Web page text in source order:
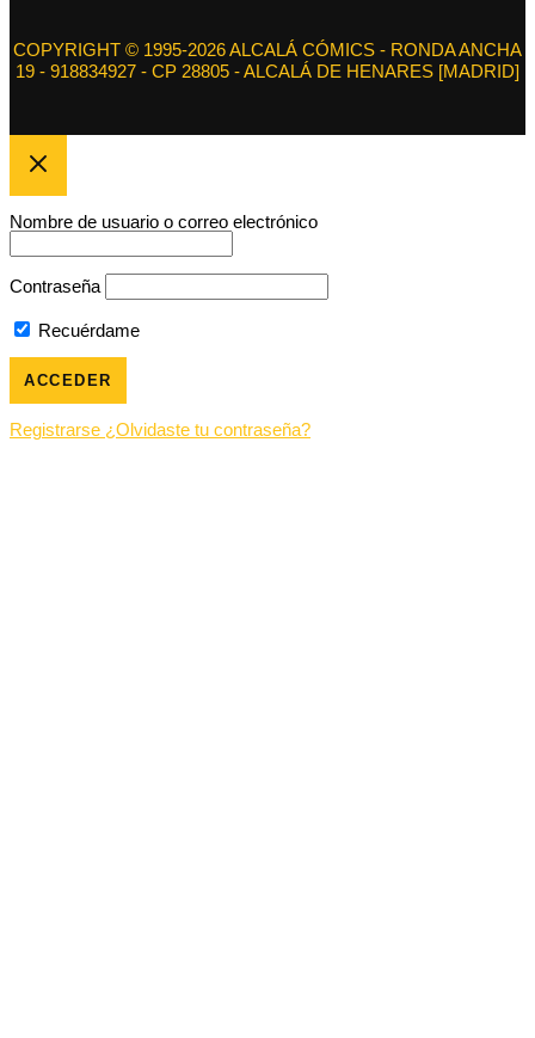
COPYRIGHT © 1995-2026 ALCALÁ CÓMICS - RONDA ANCHA
19 - 918834927 - CP 28805 - ALCALÁ DE HENARES [MADRID]
Nombre de usuario o correo electrónico
Contraseña
Recuérdame
Registrarse ¿Olvidaste tu contraseña?